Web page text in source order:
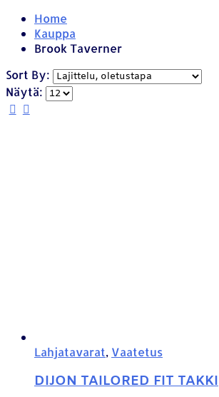
Home
Kauppa
Brook Taverner
Sort By:
Näytä:
Lahjatavarat, Vaatetus
DIJON TAILORED FIT TAKKI